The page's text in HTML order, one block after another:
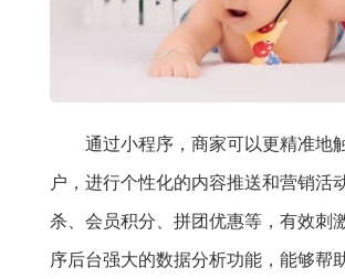
通过小程序，商家可以更精准地
户，进行个性化的内容推送和营销活
杀、会员积分、拼团优惠等，有效刺
序后台强大的数据分析功能，能够帮